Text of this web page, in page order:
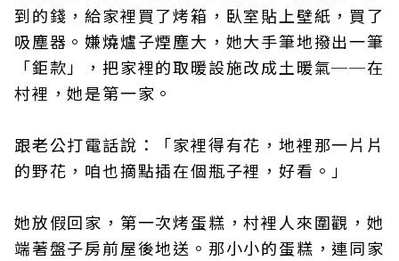
到的錢，給家裡買了烤箱，臥室貼上壁紙，買了
吸塵器。嫌燒爐子煙塵大，她大手筆地撥出一筆
「鉅款」，把家裡的取暖設施改成土暖氣──在
村裡，她是第一家。
跟老公打電話說：「家裡得有花，地裡那一片片
的野花，咱也摘點插在個瓶子裡，好看。」
她放假回家，第一次烤蛋糕，村裡人來圍觀，她
端著盤子房前屋後地送。那小小的蛋糕，連同家